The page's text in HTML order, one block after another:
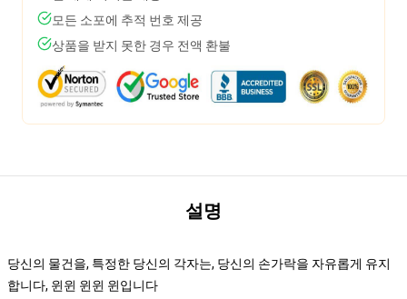
모든 소포에 추적 번호 제공
상품을 받지 못한 경우 전액 환불
설명
당신의 물건을, 특정한 당신의 각자는, 당신의 손가락을 자유롭게 유지
합니다, 윈윈 윈윈 윈입니다